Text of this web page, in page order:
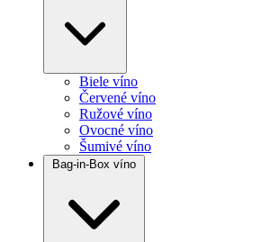
Biele víno
Červené víno
Ružové víno
Ovocné víno
Šumivé víno
Bag-in-Box víno